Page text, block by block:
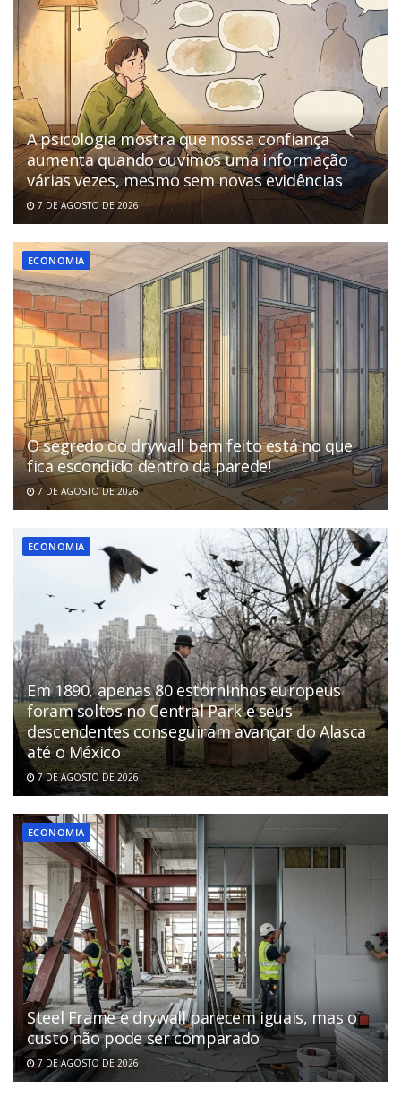
A psicologia mostra que nossa confiança
aumenta quando ouvimos uma informação
várias vezes, mesmo sem novas evidências
7 DE AGOSTO DE 2026
ECONOMIA
O segredo do drywall bem feito está no que
fica escondido dentro da parede!
7 DE AGOSTO DE 2026
ECONOMIA
Em 1890, apenas 80 estorninhos europeus
foram soltos no Central Park e seus
descendentes conseguiram avançar do Alasca
até o México
7 DE AGOSTO DE 2026
ECONOMIA
Steel Frame e drywall parecem iguais, mas o
custo não pode ser comparado
7 DE AGOSTO DE 2026